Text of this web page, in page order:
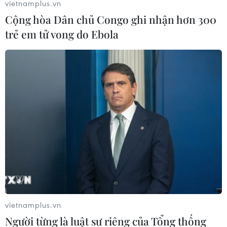
#Lịch sử 120 năm Đại học Quốc gia Hà Nội
vietnamplus.vn
Cộng hòa Dân chủ Congo ghi nhận hơn 300
trẻ em tử vong do Ebola
vietnamplus.vn
Người từng là luật sư riêng của Tổng thống